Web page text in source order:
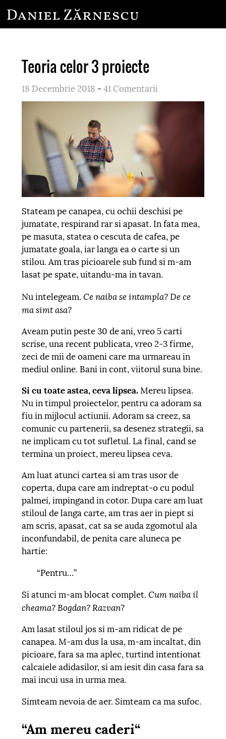
Teoria celor 3 proiecte
18 Decembrie 2018 -41 Comentarii
Stateam pe canapea, cu ochii deschisi pe
jumatate, respirand rar si apasat. In fata mea,
pe masuta, statea o cescuta de cafea, pe
jumatate goala, iar langa ea o carte si un
stilou. Am tras picioarele sub fund si m-am
lasat pe spate, uitandu-ma in tavan.
Nu intelegeam.Ce naiba se intampla? De ce
ma simt asa?
Aveam putin peste 30 de ani, vreo 5 carti
scrise, una recent publicata, vreo 2-3 firme,
zeci de mii de oameni care ma urmareau in
mediul online. Bani in cont, viitorul suna bine.
Si cu toate astea, ceva lipsea.Mereu lipsea.
Nu in timpul proiectelor, pentru ca adoram sa
fiu in mijlocul actiunii. Adoram sa creez, sa
comunic cu partenerii, sa desenez strategii, sa
ne implicam cu tot sufletul. La final, cand se
termina un proiect, mereu lipsea ceva.
Am luat atunci cartea si am tras usor de
coperta, dupa care am indreptat-o cu podul
palmei, impingand in cotor. Dupa care am luat
stiloul de langa carte, am tras aer in piept si
am scris, apasat, cat sa se auda zgomotul ala
inconfundabil, de penita care aluneca pe
hartie:
“Pentru…”
Si atunci m-am blocat complet.Cum naiba il
cheama? Bogdan? Razvan?
Am lasat stiloul jos si m-am ridicat de pe
canapea. M-am dus la usa, m-am incaltat, din
picioare, fara sa ma aplec, turtind intentionat
calcaiele adidasilor, si am iesit din casa fara sa
mai incui usa in urma mea.
Simteam nevoia de aer. Simteam ca ma sufoc.
“Am mereu caderi“